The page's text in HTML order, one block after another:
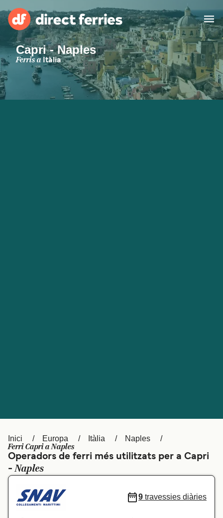
Països
Bitllets de Ferry
Ελλάδα Belgique (FR)
Polska Deutschland
Schweiz (DE) Norge
المغرب Maroc (FR)
Capri - Naples
Ferris a Itàlia
Inici Europa Itàlia Naples
Ferri Capri a Naples
Operadors de ferri més utilitzats per a Capri
-Naples
9 travessies diàries